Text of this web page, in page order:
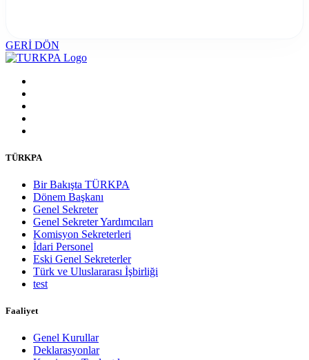
GERİ DÖN
TÜRKPA
Bir Bakışta TÜRKPA
Dönem Başkanı
Genel Sekreter
Genel Sekreter Yardımcıları
Komisyon Sekreterleri
İdari Personel
Eski Genel Sekreterler
Türk ve Uluslararası İşbirliği
test
Faaliyet
Genel Kurullar
Deklarasyonlar